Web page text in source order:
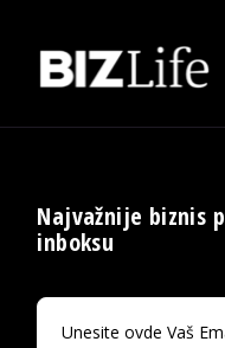
Najvažnije biznis
inboksu